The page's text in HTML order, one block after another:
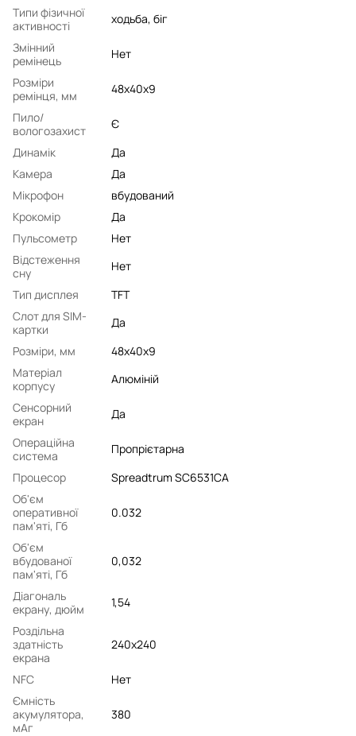
Типи фізичної
активності
ходьба, біг
Змінний
ремінець
Нет
Розміри
ремінця, мм
48х40х9
Пило/
вологозахист
Є
Динамік
Да
Камера
Да
Мікрофон
вбудований
Крокомір
Да
Пульсометр
Нет
Відстеження
сну
Нет
Тип дисплея
TFT
Слот для SIM-
картки
Да
Розміри, мм
48х40х9
Матеріал
корпусу
Алюміній
Сенсорний
екран
Да
Операційна
система
Пропрієтарна
Процесор
Spreadtrum SC6531CA
Об'єм
оперативної
пам'яті, Гб
0.032
Об'єм
вбудованої
пам'яті, Гб
0,032
Діагональ
екрану, дюйм
1,54
Роздільна
здатність
екрана
240x240
NFC
Нет
Ємність
акумулятора,
мАг
380